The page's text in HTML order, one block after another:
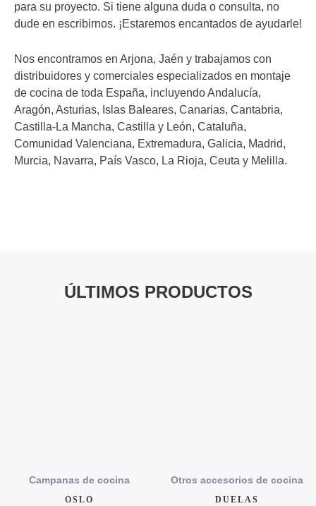
para su proyecto. Si tiene alguna duda o consulta, no
dude en escribirnos. ¡Estaremos encantados de ayudarle!
Nos encontramos en Arjona, Jaén y trabajamos con
distribuidores y comerciales especializados en montaje
de cocina de toda España, incluyendo Andalucía,
Aragón, Asturias, Islas Baleares, Canarias, Cantabria,
Castilla-La Mancha, Castilla y León, Cataluña,
Comunidad Valenciana, Extremadura, Galicia, Madrid,
Murcia, Navarra, País Vasco, La Rioja, Ceuta y Melilla.
ÚLTIMOS PRODUCTOS
Campanas de cocina
OSLO
Otros accesorios de cocina
DUELAS